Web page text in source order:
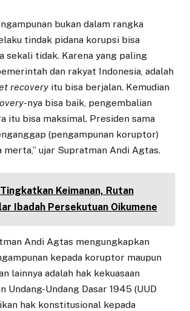
bukan dalam rangka
tindak pidana korupsi bisa
sekali tidak. Karena yang paling
dan rakyat Indonesia, adalah
recovery itu bisa berjalan. Kemudian
-nya bisa baik, pengembalian
itu bisa maksimal. Presiden sama
(pengampunan koruptor)
ujar Supratman Andi Agtas.
Tingkatkan Keimanan, Rutan
Ibadah Persekutuan Oikumene
Andi Agtas mengungkapkan
kepada koruptor maupun
lainnya adalah hak kekuasaan
Undang-Undang Dasar 1945 (UUD
hak konstitusional kepada